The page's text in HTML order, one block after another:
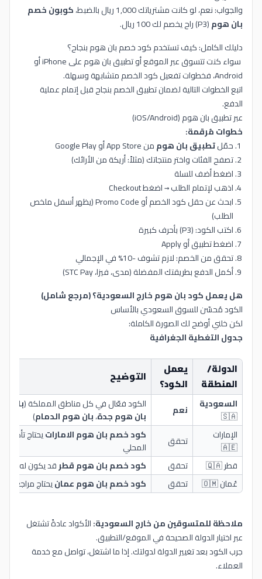
والجواب: نعم، لو كانت مشترياتك 1,000 ريال بالضبط،
كوبون خصم
بان هوم(P3) راح يخصم لك 100 ريال.
دليلك الكامل: كيف تستخدم كود خصم بان هوم بنجاح؟
سواء كنت تتسوق عبر الموقع أو تطبيق بان هوم على iPhone أو
Android، فخطوات تفعيل كود الخصم متشابهة وسهلة.
اتبع الخطوات التالية لضمان تطبيق الخصم بنجاح قبل إتمام عملية
الدفع.
عبر تطبيق بان هوم (iOS/Android)
خطوات مُرقمة:
حمّلتطبيق بان هوممن App Store أو Google Play
تصفح الفئات واختر منتجاتك (مثلاً: أريكة من الأرائك)
اضغط أضف للسلة
اذهب لإتمام الطلب → اضغط Checkout
ابحث عن حقل كود الخصم أو Promo Code (يظهر أسفل ملخص
الطلب)
اكتب الكود: (P3) بأحرف كبيرة
اضغط تطبيق أو Apply
تحقق من الخصم: لازم تشوف -10% في الإجمالي
أكمل الدفع بطريقتك المفضلة (مدى، فيزا، STC Pay)
هل يعمل كود بان هوم خارج السعودية؟ (مرجع شامل)
الكود مُحسّن للسوق السعودي بالأساس
لكن خلني أوضح لك الصورة الكاملة:
جدول التغطية الجغرافية
الدولة/
المنطقة
يعمل
الكود؟
التوضيح
السعودية
🇸🇦
نعم الكود فعّال في كل مناطق المملكة (بان
بان هوم جدة،بان هوم الدمام)
الإمارات
🇦🇪
تحقق كود خصم بان هوم الاماراتيحتاج
المحلي
قطر 🇶🇦
تحقق كود خصم بان هوم قطرقد يكون له
عُمان 🇴🇲
تحقق كود خصم بان هوم عمانيحتاج مراجعة
ملاحظة للمتسوقين من خارج السعودية:الأكواد عادةً تشتغل
عبر اختيار الدولة الصحيحة في الموقع/التطبيق.
جرب الكود بعد تغيير الدولة لدولتك. إذا ما اشتغل، تواصل مع خدمة
العملاء.